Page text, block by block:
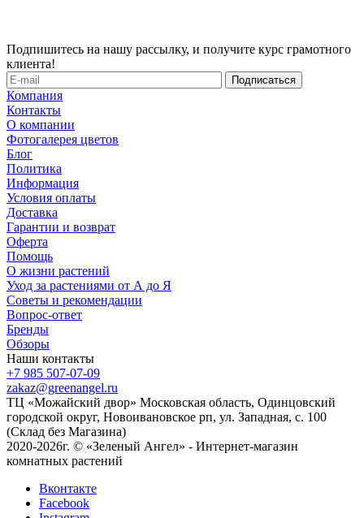
Подпишитесь на нашу рассылку, и получите курс грамотного
клиента!
Компания
Контакты
О компании
Фотогалерея цветов
Блог
Политика
Информация
Условия оплаты
Доставка
Гарантии и возврат
Оферта
Помощь
О жизни растений
Уход за растениями от А до Я
Советы и рекомендации
Вопрос-ответ
Бренды
Обзоры
Наши контакты
+7 985 507-07-09
zakaz@greenangel.ru
ТЦ «Можайский двор» Московская область, Одинцовский
городской округ, Новоивановское рп, ул. Западная, с. 100
(Склад без Магазина)
2020-2026г. © «Зеленый Ангел» - Интернет-магазин
комнатных растений
Вконтакте
Facebook